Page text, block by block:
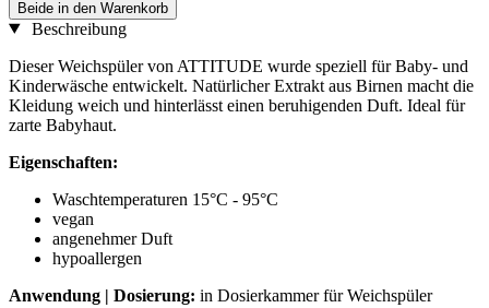
Beide in den Warenkorb
Beschreibung
Dieser Weichspüler von ATTITUDE wurde speziell für Baby- und
Kinderwäsche entwickelt. Natürlicher Extrakt aus Birnen macht die
Kleidung weich und hinterlässt einen beruhigenden Duft. Ideal für
zarte Babyhaut.
Eigenschaften:
Waschtemperaturen 15°C - 95°C
vegan
angenehmer Duft
hypoallergen
Anwendung | Dosierung: in Dosierkammer für Weichspüler